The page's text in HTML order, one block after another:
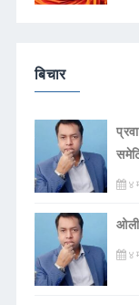
बिचार
४
४